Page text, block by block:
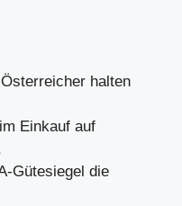
halten
Einkauf auf
Gütesiegel die